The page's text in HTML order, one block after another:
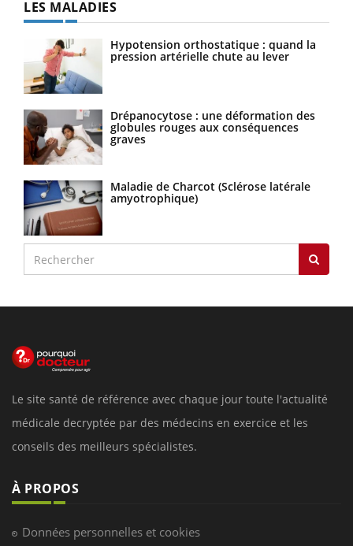
LES MALADIES
Hypotension orthostatique : quand la
pression artérielle chute au lever
Drépanocytose : une déformation des
globules rouges aux conséquences
graves
Maladie de Charcot (Sclérose latérale
amyotrophique)
Le site santé de référence avec chaque jour toute l'actualité
médicale decryptée par des médecins en exercice et les
conseils des meilleurs spécialistes.
À PROPOS
Données personnelles et cookies